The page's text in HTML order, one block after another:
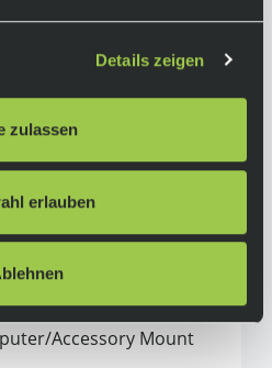
Details zeigen
zulassen
erlauben
DT Swiss 180, 12x100
tubeless compatible
Accessory Mount